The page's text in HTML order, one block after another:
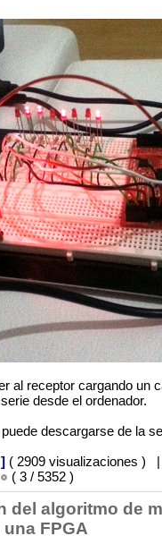
al receptor cargando un
desde el ordenador.
puede descargarse de la
( 2909 visualizaciones )
( 3 / 5352 )
del algoritmo de
FPGA